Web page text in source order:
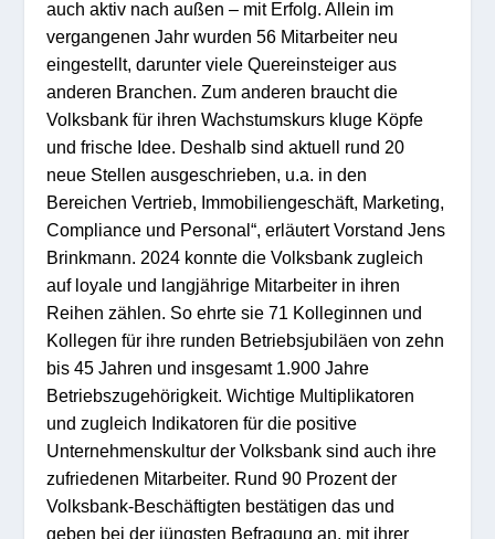
auch aktiv nach außen – mit Erfolg. Allein im
vergangenen Jahr wurden 56 Mitarbeiter neu
eingestellt, darunter viele Quereinsteiger aus
anderen Branchen. Zum anderen braucht die
Volksbank für ihren Wachstumskurs kluge Köpfe
und frische Idee. Deshalb sind aktuell rund 20
neue Stellen ausgeschrieben, u.a. in den
Bereichen Vertrieb, Immobiliengeschäft, Marketing,
Compliance und Personal“, erläutert Vorstand Jens
Brinkmann. 2024 konnte die Volksbank zugleich
auf loyale und langjährige Mitarbeiter in ihren
Reihen zählen. So ehrte sie 71 Kolleginnen und
Kollegen für ihre runden Betriebsjubiläen von zehn
bis 45 Jahren und insgesamt 1.900 Jahre
Betriebszugehörigkeit. Wichtige Multiplikatoren
und zugleich Indikatoren für die positive
Unternehmenskultur der Volksbank sind auch ihre
zufriedenen Mitarbeiter. Rund 90 Prozent der
Volksbank-Beschäftigten bestätigen das und
geben bei der jüngsten Befragung an, mit ihrer